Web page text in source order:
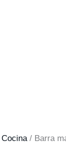
Cocina/ Barra